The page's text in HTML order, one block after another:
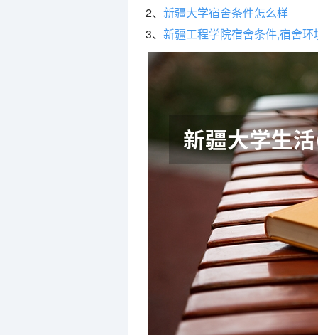
2、 新疆大学宿舍条件怎么样
3、 新疆工程学院宿舍条件,宿舍环